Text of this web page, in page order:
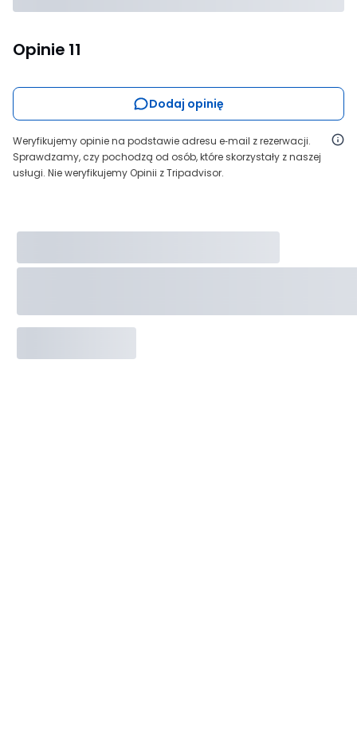
Opinie 11
Dodaj opinię
Weryfikujemy opinie na podstawie adresu e‑mail z rezerwacji.
Sprawdzamy, czy pochodzą od osób, które skorzystały z naszej
usługi. Nie weryfikujemy Opinii z Tripadvisor.